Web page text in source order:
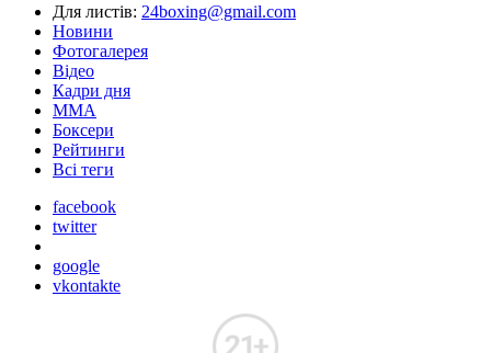
Для листів: 24boxing@gmail.com
Новини
Фотогалерея
Відео
Кадри дня
ММА
Боксери
Рейтинги
Всі теги
facebook
twitter
google
vkontakte